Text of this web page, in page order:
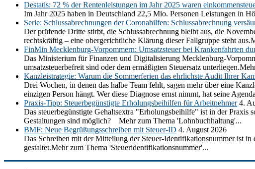
Destatis: 72 % der Rentenleistungen im Jahr 2025 waren
Im Jahr 2025 haben in Deutschland 22,5 Mio. Personen Leistungen in
Serie: Schlussabrechnungen der Coronahilfen: Schlussabrechnung
Der prüfende Dritte stirbt, die Schlussabrechnung bleibt aus, die
rechtskräftig – eine obergerichtliche Klärung dieser Fallgruppe steht
FinMin Mecklenburg-Vorpommern: Umsatzsteuer bei Krankenfahrten
Das Ministerium für Finanzen und Digitalisierung Mecklenburg-
umsatzsteuerbefreit sind oder dem ermäßigten Steuersatz
Kanzleistrategie: Warum die Sommerferien das ehrlichste Audit Ihrer
Drei Wochen, in denen das halbe Team fehlt, sagen mehr über eine
einzigen Person hängt. Wer diese Diagnose ernst nimmt, hat seine
Praxis-Tipp: Steuerbegünstigte Erholungsbeihilfen für Arbeitnehmer 4.
Das steuerbegünstigte Gehaltsextra "Erholungsbeihilfe" ist in der
Gestaltungen sind möglich? Mehr zum Thema 'Lohnbuchhaltung'...
BMF: Neue Begrüßungsschreiben mit Steuer-ID 4. August 2026
Das Schreiben mit der Mitteilung der Steuer-Identifikationsnummer ist in
gestaltet.Mehr zum Thema 'Steueridentifikationsnummer'...